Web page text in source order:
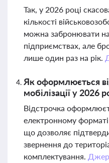
Так, у 2026 році
кількості
можна забронювати
підприємствах, але
лише один раз на рік.
Як оформлюється
мобілізації у 2026
Відстрочка
електронному
що дозволяє
звернення до
комплектування.